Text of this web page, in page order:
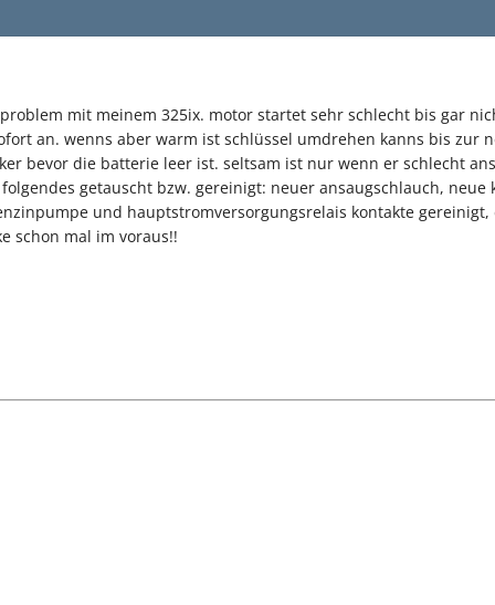
mit meinem 325ix. motor startet sehr schlecht bis gar
an. wenns aber warm ist schlüssel umdrehen kanns bis
bevor die batterie leer ist. seltsam ist nur wenn er schlecht
getauscht bzw. gereinigt: neuer ansaugschlauch,
und hauptstromversorgungsrelais kontakte
schon mal im voraus!!